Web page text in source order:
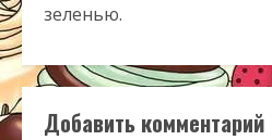
зеленью.
Добавить комментарий